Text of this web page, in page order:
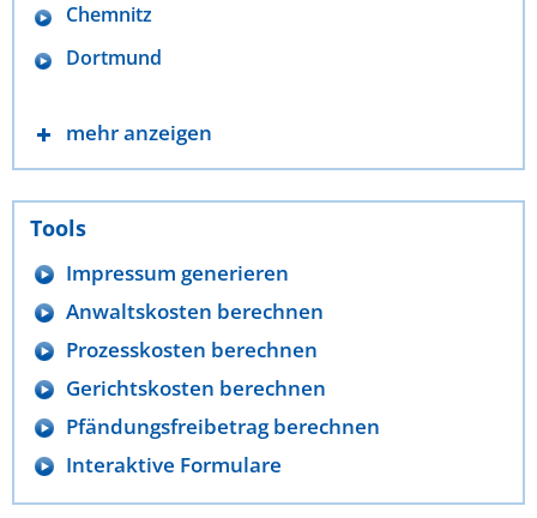
Chemnitz
Dortmund
mehr anzeigen
Tools
Impressum generieren
Anwaltskosten berechnen
Prozesskosten berechnen
Gerichtskosten berechnen
Pfändungsfreibetrag berechnen
Interaktive Formulare